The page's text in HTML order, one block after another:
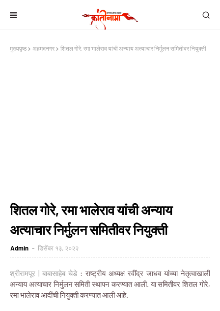
मुख्यपृष्ठ अहमदनगर शितल गोरे, रमा भालेराव यांची अन्याय अत्याचार निर्मुलन समितीवर नियुक्ती
शितल गोरे, रमा भालेराव यांची अन्याय
अत्याचार निर्मुलन समितीवर नियुक्ती
Admin डिसेंबर १३, २०२२
श्रीरामपूर | बाबासाहेब चेडे: राष्ट्रीय अध्यक्ष रवींद्र जाधव यांच्या नेतृत्वाखाली
अन्याय अत्याचार निर्मुलन समिती स्थापन करण्यात आली. या समितीवर शितल गोरे,
रमा भालेराव आदींची नियुक्ती करण्यात आली आहे.